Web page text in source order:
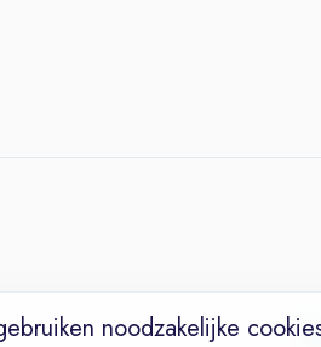
noodzakelijke